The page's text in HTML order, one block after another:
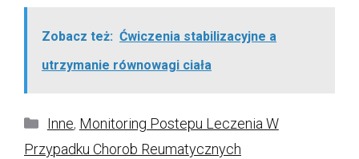
Zobacz też: Ćwiczenia stabilizacyjne a
utrzymanie równowagi ciała
Kategorie
Inne, Monitoring Postepu Leczenia W
Przypadku Chorob Reumatycznych